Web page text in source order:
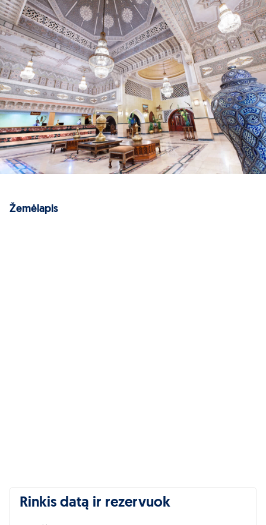
Žemėlapis
Rinkis datą ir rezervuok